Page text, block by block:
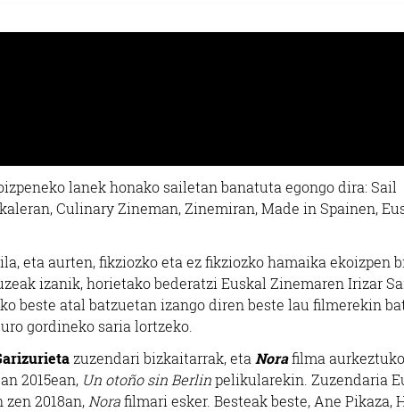
lanek honako sailetan banatuta egongo dira: Sail
Culinary Zineman, Zinemiran, Made in Spainen,
eta aurten, fikziozko eta ez fikziozko hamaika ekoizpen
izanik, horietako bederatzi Euskal Zinemaren Irizar
beste atal batzuetan izango diren beste lau filmerekin
gordineko saria lortzeko.
zuzendari bizkaitarrak, eta Norafilma aurkeztuko
2015ean, Un otoño sin Berlinpelikularekin. Zuzendaria
2018an, Norafilmari esker. Besteak beste, Ane Pikaza,